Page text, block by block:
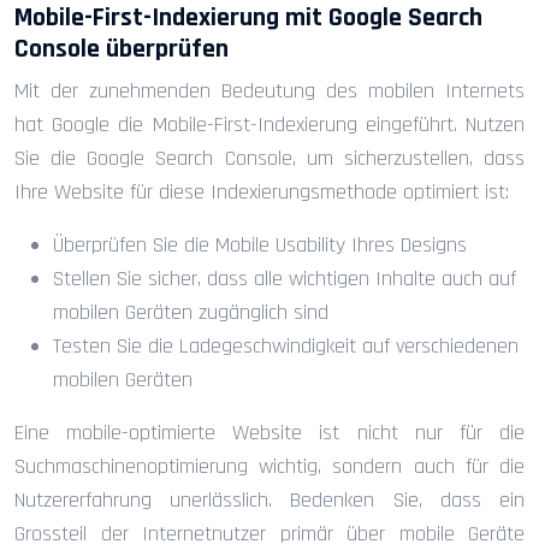
Mobile-First-Indexierung mit Google Search
Console überprüfen
Mit der zunehmenden Bedeutung des mobilen Internets
hat Google die Mobile-First-Indexierung eingeführt. Nutzen
Sie die Google Search Console, um sicherzustellen, dass
Ihre Website für diese Indexierungsmethode optimiert ist:
Überprüfen Sie die Mobile Usability Ihres Designs
Stellen Sie sicher, dass alle wichtigen Inhalte auch auf
mobilen Geräten zugänglich sind
Testen Sie die Ladegeschwindigkeit auf verschiedenen
mobilen Geräten
Eine mobile-optimierte Website ist nicht nur für die
Suchmaschinenoptimierung wichtig, sondern auch für die
Nutzererfahrung unerlässlich. Bedenken Sie, dass ein
Grossteil der Internetnutzer primär über mobile Geräte